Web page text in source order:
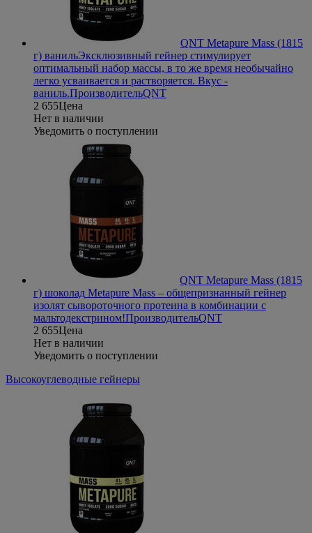
QNT Metapure Mass (1815
г) ванильЭксклюзивный гейнер стимулирует
оптимальный набор массы, в то же время необычайно
легко усваивается и растворяется. Вкус -
ваниль.ПроизводительQNT
2 655Цена
Нет в наличии
Уведомить о поступлении
QNT Metapure Mass (1815
г) шоколад Metapure Mass – общепризнанный гейнер
изолят сывороточного протеина в комбинации с
мальтодекстрином!ПроизводительQNT
2 655Цена
Нет в наличии
Уведомить о поступлении
Высокоуглеводные гейнеры